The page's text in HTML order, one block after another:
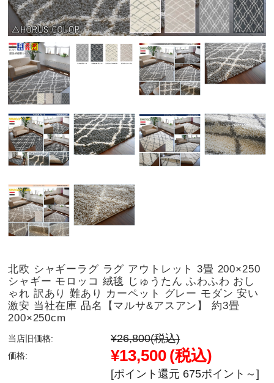
北欧 シャギーラグ ラグ アウトレット 3畳 200×250
シャギー モロッコ 絨毯 じゅうたん ふわふわ おし
ゃれ 訳あり 難あり カーペット グレー モダン 安い
激安 当社在庫 品名【マルサ&アスアン】 約3畳
200×250cm
当店旧価格: ¥26,800(税込)
価格: ¥13,500 (税込)
[ポイント還元 675ポイント～]